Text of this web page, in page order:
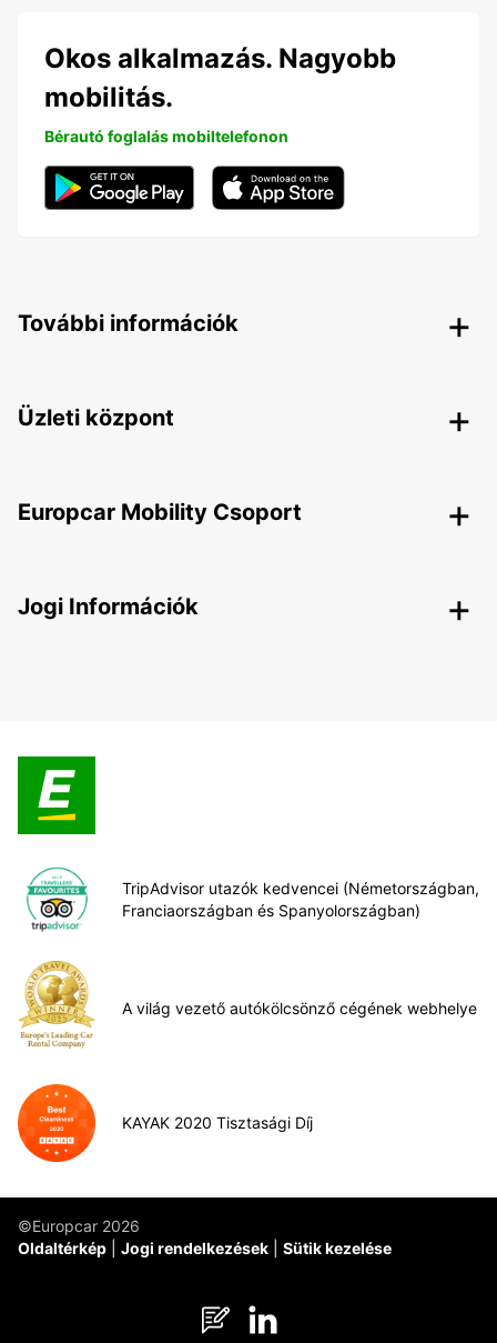
Okos alkalmazás. Nagyobb
mobilitás.
Bérautó foglalás mobiltelefonon
További információk
Üzleti központ
Europcar Mobility Csoport
Jogi Információk
TripAdvisor utazók kedvencei (Németországban,
Franciaországban és Spanyolországban)
A világ vezető autókölcsönző cégének webhelye
KAYAK 2020 Tisztasági Díj
©Europcar 2026
Oldaltérkép
Jogi rendelkezések Sütik kezelése